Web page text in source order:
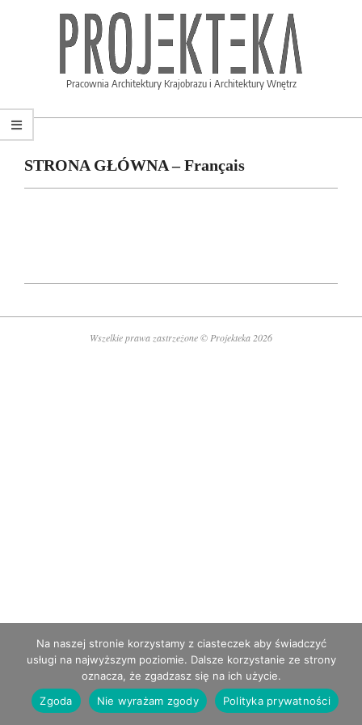
PROJEKTEKA.PL
Pracownia Architektury Krajobrazu i Architektury Wnętrz
STRONA GŁÓWNA – Français
Wszelkie prawa zastrzeżone © Projekteka 2026
Na naszej stronie korzystamy z ciasteczek aby świadczyć
usługi na najwyższym poziomie. Dalsze korzystanie ze strony
oznacza, że zgadzasz się na ich użycie.
Zgoda
Nie wyrażam zgody Polityka prywatności